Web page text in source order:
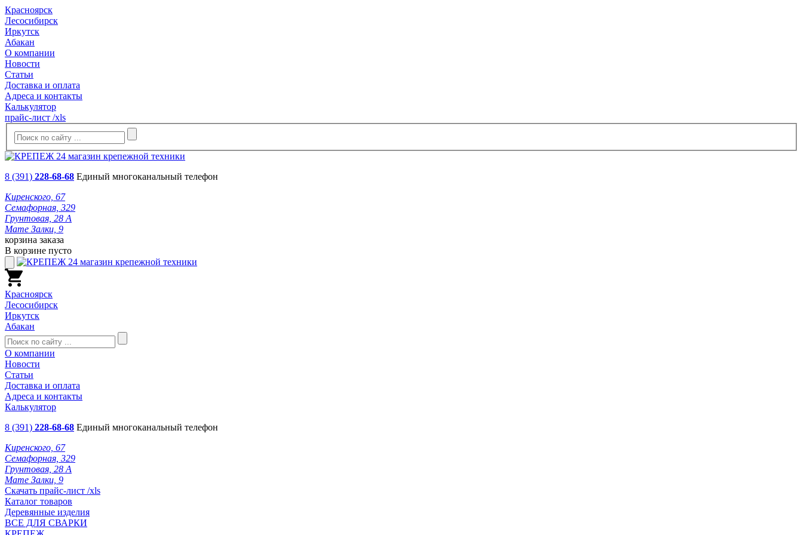
Красноярск
Лесосибирск
Иркутск
Абакан
О компании
Новости
Статьи
Доставка и оплата
Адреса и контакты
Калькулятор
прайс-лист /xls
8 (391) 228-68-68 Единый многоканальный телефон
Киренского, 67
Семафорная, 329
Грунтовая, 28 А
Мате Залки, 9
корзина заказа
В корзине пусто
Красноярск
Лесосибирск
Иркутск
Абакан
О компании
Новости
Статьи
Доставка и оплата
Адреса и контакты
Калькулятор
8 (391) 228-68-68 Единый многоканальный телефон
Киренского, 67
Семафорная, 329
Грунтовая, 28 А
Мате Залки, 9
Скачать прайс-лист /xls
Каталог товаров
Деревянные изделия
ВСЕ ДЛЯ СВАРКИ